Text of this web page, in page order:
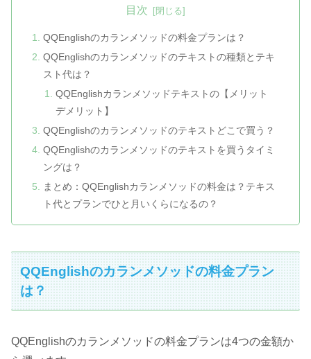
目次
QQEnglishのカランメソッドの料金プランは？
QQEnglishのカランメソッドのテキストの種類とテキ
スト代は？
QQEnglishカランメソッドテキストの【メリット
デメリット】
QQEnglishのカランメソッドのテキストどこで買う？
QQEnglishのカランメソッドのテキストを買うタイミ
ングは？
まとめ：QQEnglishカランメソッドの料金は？テキス
ト代とプランでひと月いくらになるの？
QQEnglishのカランメソッドの料金プラン
は？
QQEnglishのカランメソッドの料金プランは4つの金額か